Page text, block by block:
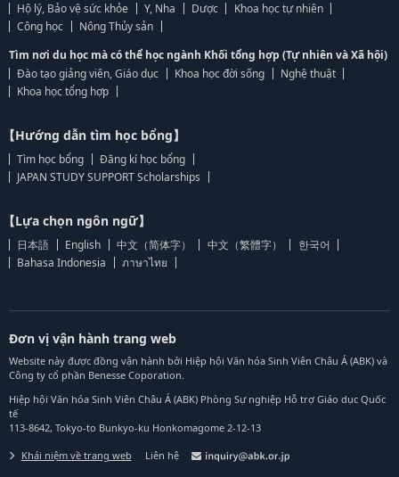
Hộ lý, Bảo vệ sức khỏe
Y, Nha Dược
Khoa học tự nhiên
Công học
Nông Thủy sản
Tìm nơi du học mà có thể học ngành Khối tổng hợp (Tự nhiên và Xã hội)
Đào tạo giảng viên, Giáo dục
Khoa học đời sống
Nghệ thuật
Khoa học tổng hợp
【Hướng dẫn tìm học bổng】
Tìm học bổng
Đăng kí học bổng
JAPAN STUDY SUPPORT Scholarships
【Lựa chọn ngôn ngữ】
日本語 English 中文（简体字） 中文（繁體字）
한국어
Bahasa Indonesia
ภาษาไทย
Đơn vị vận hành trang web
Website này được đồng vận hành bởi Hiệp hội Văn hóa Sinh Viên Châu Á (ABK) và
Công ty cổ phần Benesse Coporation.
Hiệp hội Văn hóa Sinh Viên Châu Á (ABK) Phòng Sự nghiệp Hỗ trợ Giáo dục Quốc
tế
113-8642, Tokyo-to Bunkyo-ku Honkomagome 2-12-13
Khái niệm về trang web Liên hệ